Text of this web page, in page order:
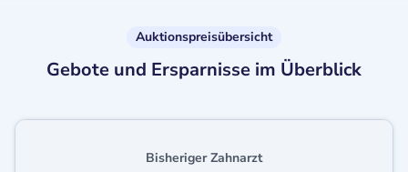
Auktionspreisübersicht
Gebote und Ersparnisse im Überblick
Bisheriger Zahnarzt